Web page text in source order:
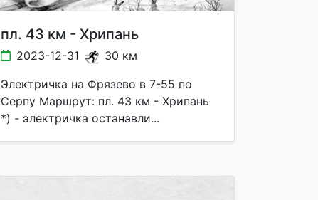
пл. 43 км - Хрипань
2023-12-31
30 км
Электричка на Фрязево в 7-55 по
Серпу Маршрут: пл. 43 км - Хрипань
*) - электричка останавли...